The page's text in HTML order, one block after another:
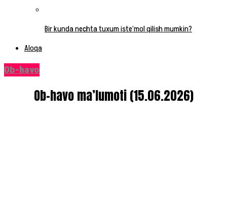
Bir kunda nechta tuxum iste’mol qilish mumkin?
Aloqa
Ob-havo
Ob-havo ma’lumoti (15.06.2026)